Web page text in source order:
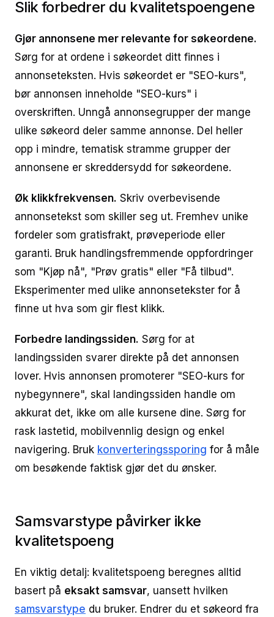
Slik forbedrer du kvalitetspoengene
Gjør annonsene mer relevante for søkeordene.
Sørg for at ordene i søkeordet ditt finnes i
annonseteksten. Hvis søkeordet er "SEO-kurs",
bør annonsen inneholde "SEO-kurs" i
overskriften. Unngå annonsegrupper der mange
ulike søkeord deler samme annonse. Del heller
opp i mindre, tematisk stramme grupper der
annonsene er skreddersydd for søkeordene.
Øk klikkfrekvensen. Skriv overbevisende
annonsetekst som skiller seg ut. Fremhev unike
fordeler som gratisfrakt, prøveperiode eller
garanti. Bruk handlingsfremmende oppfordringer
som "Kjøp nå", "Prøv gratis" eller "Få tilbud".
Eksperimenter med ulike annonsetekster for å
finne ut hva som gir flest klikk.
Forbedre landingssiden. Sørg for at
landingssiden svarer direkte på det annonsen
lover. Hvis annonsen promoterer "SEO-kurs for
nybegynnere", skal landingssiden handle om
akkurat det, ikke om alle kursene dine. Sørg for
rask lastetid, mobilvennlig design og enkel
navigering. Bruk konverteringssporing for å måle
om besøkende faktisk gjør det du ønsker.
Samsvarstype påvirker ikke
kvalitetspoeng
En viktig detalj: kvalitetspoeng beregnes alltid
basert på eksakt samsvar, uansett hvilken
samsvarstype du bruker. Endrer du et søkeord fra